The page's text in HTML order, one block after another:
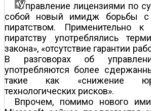
правление лицензиями по
собой новый имидж борьбы с
пиратством. Применительно к
пиратству употреблялись
закона», «отсутствие гарантии
В разговорах об
употребляются более
такие как «снижение
технологических рисков».
Впрочем, помимо нового